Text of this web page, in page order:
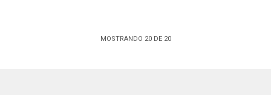
MOSTRANDO 20DE 20